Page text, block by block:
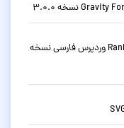
دانلود افزونه سئو حرفه ای رنک مث Rank Math Pro وردپرس فارسی نسخه